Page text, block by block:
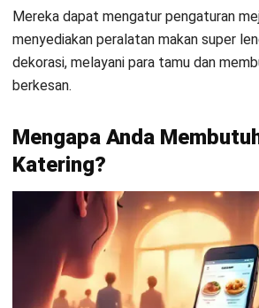
dapat memantau pesanan yang telah
benar konsumen terima dalam kondisi
Dengan memakai
untuk bisnis catering, Anda dapat
mengetahui hasil penjualan, biaya
lainnya secarareal-time. Maka dari itu,
ini sangat menguntungkan Anda selaku
cateringdalam mengelola usaha.